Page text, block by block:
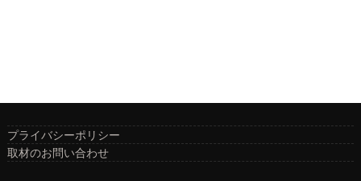
プライバシーポリシー
取材のお問い合わせ